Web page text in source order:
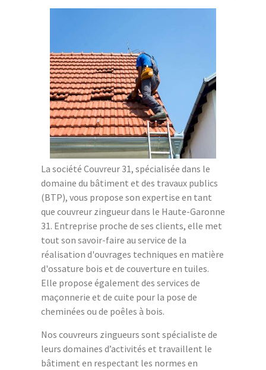
La société Couvreur 31, spécialisée dans le
domaine du bâtiment et des travaux publics
(BTP), vous propose son expertise en tant
que couvreur zingueur dans le Haute-Garonne
31. Entreprise proche de ses clients, elle met
tout son savoir-faire au service de la
réalisation d'ouvrages techniques en matière
d'ossature bois et de couverture en tuiles.
Elle propose également des services de
maçonnerie et de cuite pour la pose de
cheminées ou de poêles à bois.
Nos couvreurs zingueurs sont spécialiste de
leurs domaines d’activités et travaillent le
bâtiment en respectant les normes en